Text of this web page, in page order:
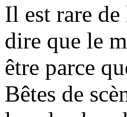
Il est rare
dire que le
être parce
Bêtes de